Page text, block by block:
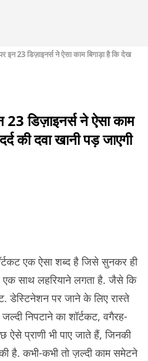
इन 23 डिज़ाइनर्स ने ऐसा काम बिगाड़ा है कि देख
डिज़ाइनर्स ने ऐसा काम
की दवा खानी पड़ जाएगी
एक ऐसा शब्द है जिसे सुनकर ही
साथ लहरियाने लगता है. जैसे कि
डेस्टिनेशन पर जाने के लिए रास्ते
निपटाने का शॉर्टकट, वगैरह-
प्राणी भी पाए जाते हैं, जिनकी
है. कभी-कभी तो ज़ल्दी काम समेटने